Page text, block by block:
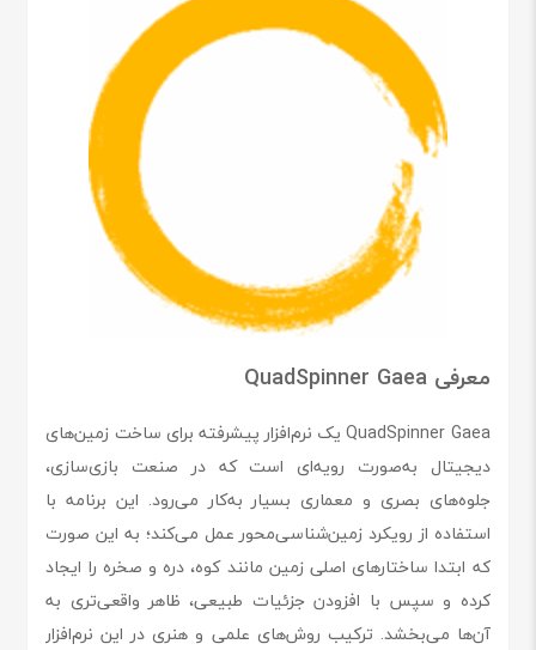
معرفی QuadSpinner Gaea
QuadSpinner Gaea یک نرم‌افزار پیشرفته برای ساخت زمین‌های
دیجیتال به‌صورت رویه‌ای است که در صنعت بازی‌سازی،
جلوه‌های بصری و معماری بسیار به‌کار می‌رود. این برنامه با
استفاده از رویکرد زمین‌شناسی‌محور عمل می‌کند؛ به این صورت
که ابتدا ساختارهای اصلی زمین مانند کوه، دره و صخره را ایجاد
کرده و سپس با افزودن جزئیات طبیعی، ظاهر واقعی‌تری به
آن‌ها می‌بخشد. ترکیب روش‌های علمی و هنری در این نرم‌افزار